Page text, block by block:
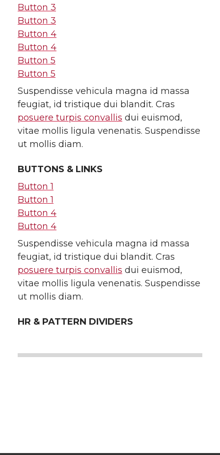
Button 3
Button 3
Button 4
Button 4
Button 5
Button 5
Suspendisse vehicula magna id massa
feugiat, id tristique dui blandit. Cras
posuere turpis convallis dui euismod,
vitae mollis ligula venenatis. Suspendisse
ut mollis diam.
BUTTONS & LINKS
Button 1
Button 1
Button 4
Button 4
Suspendisse vehicula magna id massa
feugiat, id tristique dui blandit. Cras
posuere turpis convallis dui euismod,
vitae mollis ligula venenatis. Suspendisse
ut mollis diam.
HR & PATTERN DIVIDERS